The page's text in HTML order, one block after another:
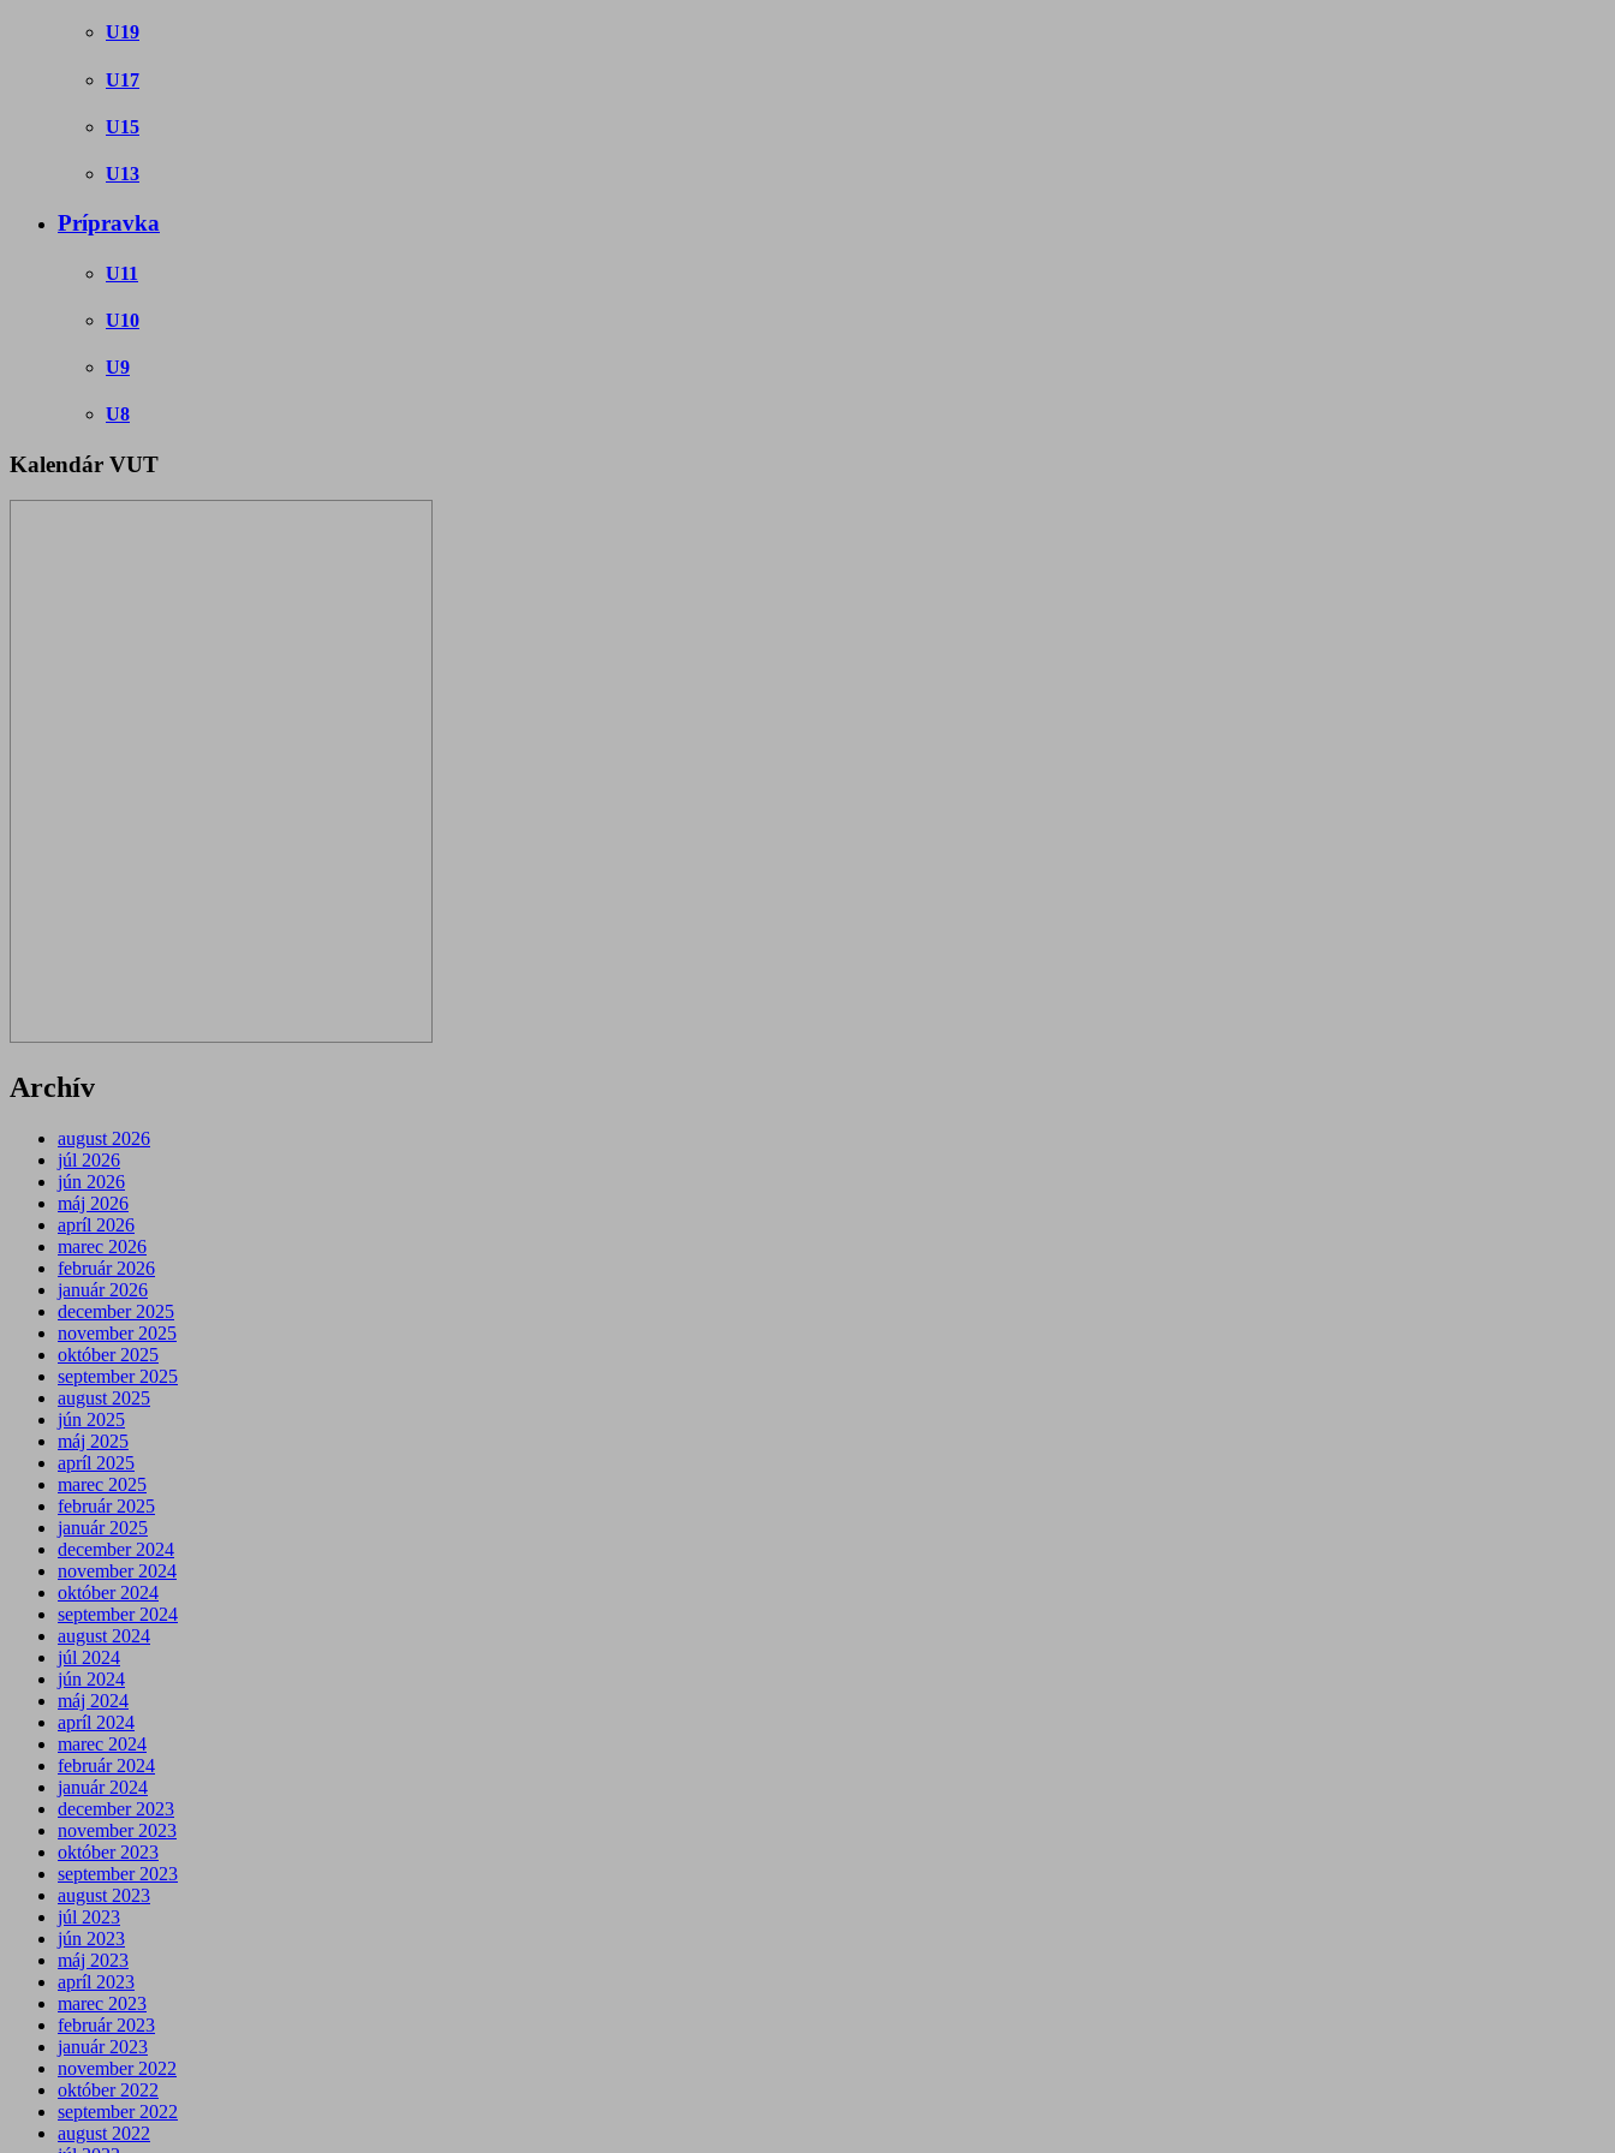
U19
U17
U15
U13
Prípravka
U11
U10
U9
U8
Kalendár VUT
Archív
august 2026
júl 2026
jún 2026
máj 2026
apríl 2026
marec 2026
február 2026
január 2026
december 2025
november 2025
október 2025
september 2025
august 2025
jún 2025
máj 2025
apríl 2025
marec 2025
február 2025
január 2025
december 2024
november 2024
október 2024
september 2024
august 2024
júl 2024
jún 2024
máj 2024
apríl 2024
marec 2024
február 2024
január 2024
december 2023
november 2023
október 2023
september 2023
august 2023
júl 2023
jún 2023
máj 2023
apríl 2023
marec 2023
február 2023
január 2023
november 2022
október 2022
september 2022
august 2022